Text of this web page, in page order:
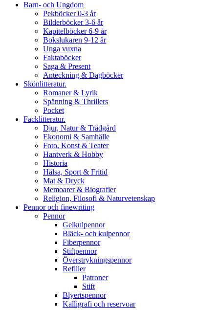
Barn- och Ungdom
Pekböcker 0-3 år
Bilderböcker 3-6 år
Kapitelböcker 6-9 år
Bokslukaren 9-12 år
Unga vuxna
Faktaböcker
Saga & Present
Anteckning & Dagböcker
Skönlitteratur.
Romaner & Lyrik
Spänning & Thrillers
Pocket
Facklitteratur.
Djur, Natur & Trädgård
Ekonomi & Samhälle
Foto, Konst & Teater
Hantverk & Hobby
Historia
Hälsa, Sport & Fritid
Mat & Dryck
Memoarer & Biografier
Religion, Filosofi & Naturvetenskap
Pennor och finewriting
Pennor
Gelkulpennor
Bläck- och kulpennor
Fiberpennor
Stiftpennor
Överstrykningspennor
Refiller
Patroner
Stift
Blyertspennor
Kalligrafi och reservoar